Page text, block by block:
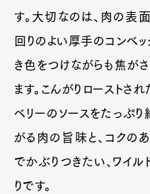
す。大切なのは、肉の表
回りのよい厚手のコンベッ
き色をつけながらも焦が
ます。こんがりローストさ
ベリーのソースをたっぷ
がる肉の旨味と、コクの
でかぶりつきたい、ワイ
りです。